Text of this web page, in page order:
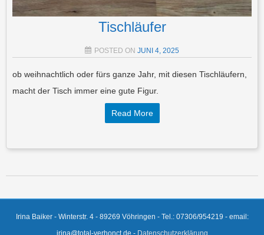
Tischläufer
POSTED ON JUNI 4, 2025
ob weihnachtlich oder fürs ganze Jahr, mit diesen Tischläufern,
macht der Tisch immer eine gute Figur.
Read More
Post navigation
Irina Baiker - Winterstr. 4 - 89269 Vöhringen - Tel.: 07306/954219 - email: